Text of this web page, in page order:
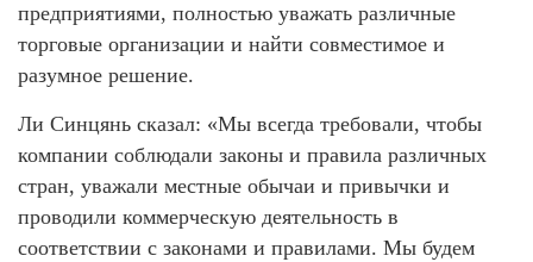
предприятиями, полностью уважать различные
торговые организации и найти совместимое и
разумное решение.
Ли Синцянь сказал: «Мы всегда требовали, чтобы
компании соблюдали законы и правила различных
стран, уважали местные обычаи и привычки и
проводили коммерческую деятельность в
соответствии с законами и правилами. Мы будем